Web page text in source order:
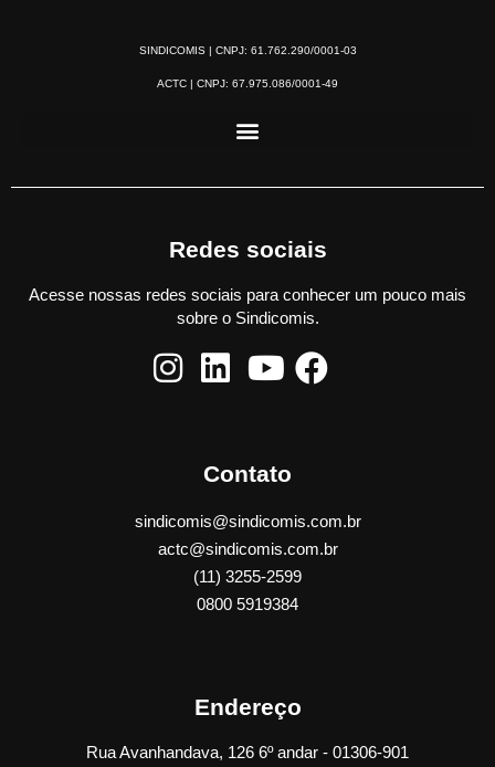
SINDICOMIS | CNPJ: 61.762.290/0001-03
ACTC | CNPJ: 67.975.086/0001-49
Redes sociais
Acesse nossas redes sociais para conhecer um pouco mais
sobre o Sindicomis.
Contato
sindicomis@sindicomis.com.br
actc@sindicomis.com.br
(11) 3255-2599
0800 5919384
Endereço
Rua Avanhandava, 126 6º andar - 01306-901